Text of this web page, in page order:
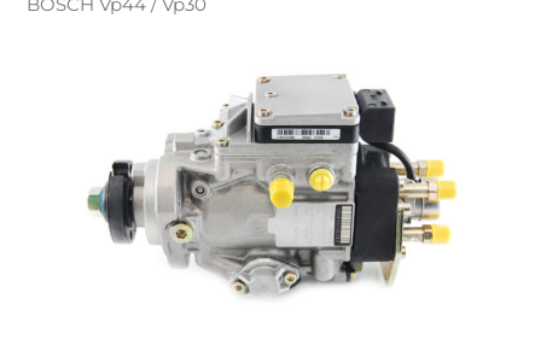
BOSCH Vp44 / Vp30